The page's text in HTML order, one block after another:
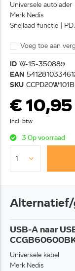
Universele autolader
Merk Nedis
Snellaad functie |
Voeg toe aan
ID W-15-350889
EAN
SKU
€ 10,95
Incl. btw
3 Op voorraad
Alternatief/
USB-A naar
Universele kabel
Merk Nedis